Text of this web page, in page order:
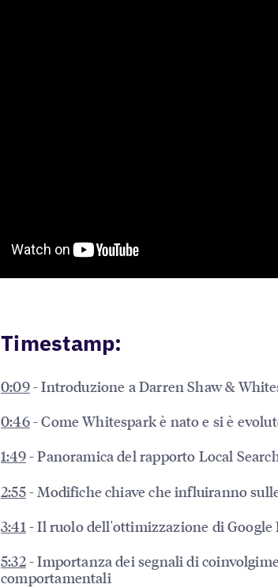
Timestamp:
0:09- Introduzione a Darren Shaw &
0:46- Come Whitespark è nato e si è
1:49- Panoramica del rapporto Local
2:55- Modifiche chiave che influiranno
3:41 - Il ruolo dell'ottimizzazione di Google
5:32- Importanza dei segnali di
comportamentali